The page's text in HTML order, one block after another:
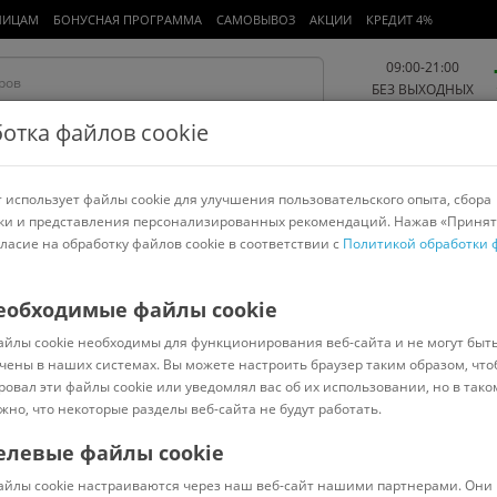
БОНУСНАЯ ПРОГРАММА САМОВЫВОЗ АКЦИИ КРЕДИТ 4%
09:00-21:00
БЕЗ ВЫХОДНЫХ
Работа и офис Авто и мото Детям и мамам Красота и
спорт
Arko
мл)
Код: 869397
файлов cookie
файлы cookie для улучшения пользовательского опыта, сбора
и представления персонализированных рекомендаций. Нажав
на обработку файлов cookie в соответствии с Политикой обработки
файлы cookie
cookie необходимы для функционирования веб-сайта и не могут
в наших системах. Вы можете настроить браузер таким образом,
эти файлы cookie или уведомлял вас об их использовании, но в
что некоторые разделы веб-сайта не будут работать.
файлы cookie
cookie настраиваются через наш веб-сайт нашими партнерами. Они